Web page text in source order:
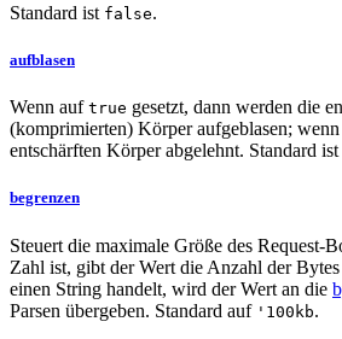
Standard ist false.
aufblasen
Wenn auf true gesetzt, dann werden die
(komprimierten) Körper aufgeblasen; wenn
entschärften Körper abgelehnt. Standard ist
begrenzen
Steuert die maximale Größe des Request-
Zahl ist, gibt der Wert die Anzahl der
einen String handelt, wird der Wert an die
Parsen übergeben. Standard auf '100kb.